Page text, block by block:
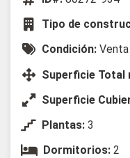
Tipo de
Condición: Venta
Superficie Total
Superficie
Plantas: 3
Dormitorios: 2